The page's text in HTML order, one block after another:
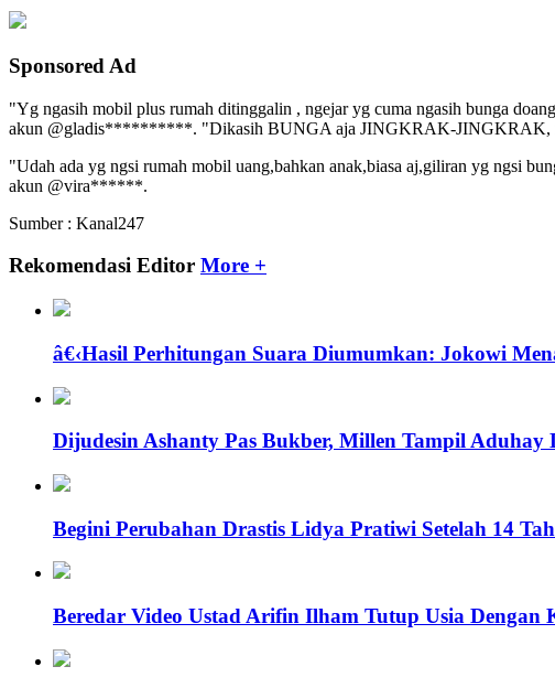
Sponsored Ad
"Yg ngasih mobil plus rumah ditinggalin , ngejar yg cuma ngasih bunga
akun @gladis**********. "Dikasih BUNGA aja JINGKRAK-JINGKRAK,
"Udah ada yg ngsi rumah mobil uang,bahkan anak,biasa aj,giliran yg ngsi
akun @vira******.
Sumber : Kanal247
Rekomendasi Editor More +
â€‹Hasil Perhitungan Suara Diumumkan: Jokowi
Dijudesin Ashanty Pas Bukber, Millen Tampil
Begini Perubahan Drastis Lidya Pratiwi Setelah 14
Beredar Video Ustad Arifin Ilham Tutup Usia